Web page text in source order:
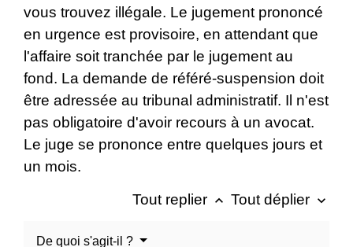
vous trouvez illégale. Le jugement prononcé
en urgence est provisoire, en attendant que
l'affaire soit tranchée par le jugement au
fond. La demande de référé-suspension doit
être adressée au tribunal administratif. Il n'est
pas obligatoire d'avoir recours à un avocat.
Le juge se prononce entre quelques jours et
un mois.
Tout replier keyboard_arrow_up Tout déplier keyboard_arrow_down
De quoi s'agit-il ?